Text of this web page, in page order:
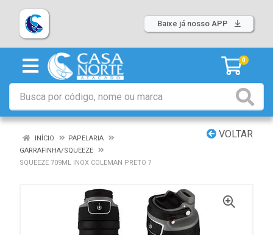
Baixe já nosso APP
0
VOLTAR
INÍCIO
PAPELARIA
GARRAFINHA/SQUEEZE
SQUEEZE 709ML INOX COLEMAN PRETO ?